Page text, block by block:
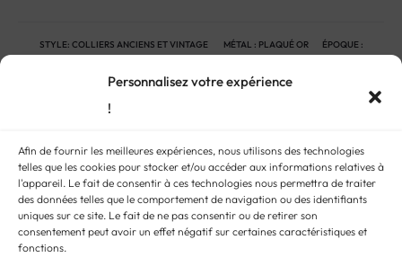
Personnalisez votre expérience
!
Afin de fournir les meilleures expériences, nous utilisons des technologies
telles que les cookies pour stocker et/ou accéder aux informations relatives à
l'appareil. Le fait de consentir à ces technologies nous permettra de traiter
des données telles que le comportement de navigation ou des identifiants
uniques sur ce site. Le fait de ne pas consentir ou de retirer son
consentement peut avoir un effet négatif sur certaines caractéristiques et
fonctions.
MÉTAL : PLAQUÉ OR
ÉPOQUE :
VINTAGE
GENRE :BIJOUX FEMMES ANCIENS ET VINTAGE
Our offer